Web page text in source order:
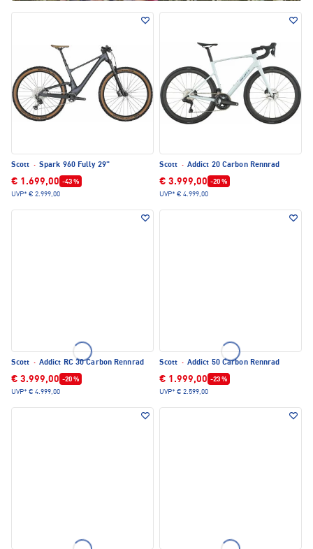
Scott · Spark 960 Fully 29"
€ 1.699,00 -43 %
UVP* € 2.999,00
Scott · Addict 20 Carbon Rennrad
€ 3.999,00 -20 %
UVP* € 4.999,00
Scott · Addict RC 30 Carbon Rennrad
€ 3.999,00 -20 %
UVP* € 4.999,00
Scott · Addict 50 Carbon Rennrad
€ 1.999,00 -23 %
UVP* € 2.599,00